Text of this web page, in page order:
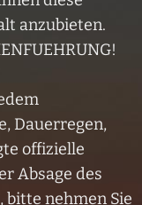
anzubieten.
Dauerregen,
offizielle
Absage des
bitte nehmen Sie